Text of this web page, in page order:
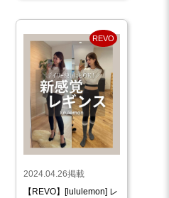
REVO
2024.04.26掲載
【REVO】[lululemon] レ